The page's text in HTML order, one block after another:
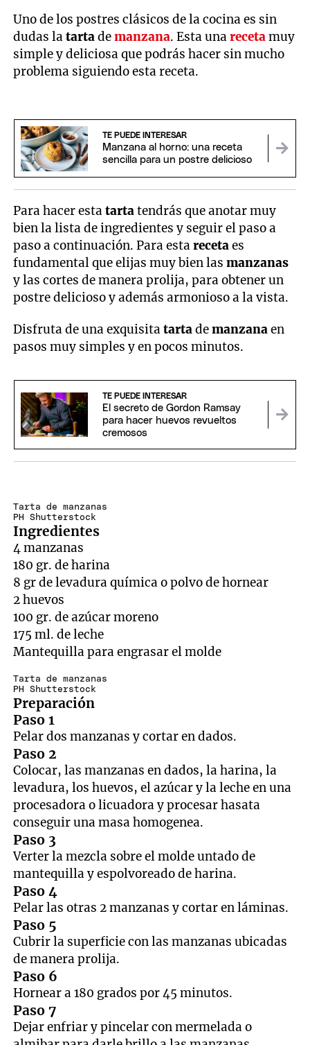
Uno de los postres clásicos de la cocina es sin
dudas latartademanzana. Esta unarecetamuy
simple y deliciosa que podrás hacer sin mucho
problema siguiendo esta receta.
TE PUEDE INTERESAR
Manzana al horno: una receta
sencilla para un postre delicioso
Para hacer esta tartatendrás que anotar muy
bien la lista de ingredientes y seguir el paso a
paso a continuación. Para esta recetaes
fundamental que elijas muy bien lasmanzanas
y las cortes de manera prolija, para obtener un
postre delicioso y además armonioso a la vista.
Disfruta de una exquisitatartademanzanaen
pasos muy simples y en pocos minutos.
TE PUEDE INTERESAR
El secreto de Gordon Ramsay
para hacer huevos revueltos
cremosos
Tarta de manzanas
PH Shutterstock
Ingredientes
4 manzanas
180 gr. de harina
8 gr de levadura química o polvo de hornear
2 huevos
100 gr. de azúcar moreno
175 ml. de leche
Mantequilla para engrasar el molde
Tarta de manzanas
PH Shutterstock
Preparación
Paso 1
Pelar dos manzanas y cortar en dados.
Paso 2
Colocar, las manzanas en dados, la harina, la
levadura, los huevos, el azúcar y la leche en una
procesadora o licuadora y procesar hasata
conseguir una masa homogenea.
Paso 3
Verter la mezcla sobre el molde untado de
mantequilla y espolvoreado de harina.
Paso 4
Pelar las otras 2 manzanas y cortar en láminas.
Paso 5
Cubrir la superficie con las manzanas ubicadas
de manera prolija.
Paso 6
Hornear a 180 grados por 45 minutos.
Paso 7
Dejar enfriar y pincelar con mermelada o